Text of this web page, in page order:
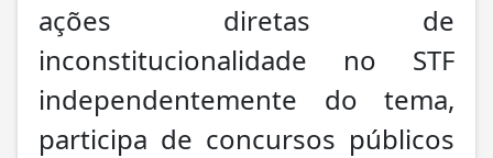
ações diretas de
inconstitucionalidade no STF
independentemente do tema,
participa de concursos públicos